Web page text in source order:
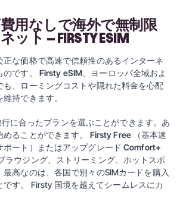
用なしで海外で無制限
ット – FIRSTY ESIM
正な価格で高速で信頼性のあるインターネ
です。 Firsty eSIM 、ヨーロッパ全域およ
も、ローミングコストや隠れた料金を心配
持できます。
に合ったプランを選ぶことができます。あ
ることができます。 Firsty Free（基本速
ポート）またはアップグレードComfort+
ラウジング、ストリーミング、ホットスポ
最高なのは、各国で別々のSIMカードを購入
す。 Firsty 国境を越えてシームレスにカ